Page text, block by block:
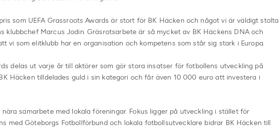
som UEFA Grassroots Awards är stort för BK Häcken och något vi är väldigt stolta
klubbchef Marcus Jodin. Gräsrotsarbete är så mycket av BK Häckens DNA och
vi som elitklubb har en organisation och kompetens som står sig stark i Europa.
delas ut varje år till aktörer som gör stora insatser för fotbollens utveckling på
Häcken tilldelades guld i sin kategori och får även 10 000 euro att investera i
samarbete med lokala föreningar. Fokus ligger på utveckling i stället för
med Göteborgs Fotbollförbund och lokala fotbollsutvecklare bidrar BK Häcken till